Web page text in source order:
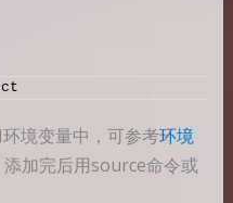
境变量中，可参考环境
添加完后用source命令或